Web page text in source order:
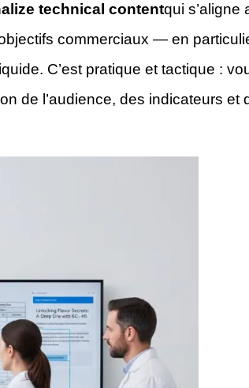
technical contentqui s’aligne
commerciaux — en
C’est pratique et tactique :
de l’audience, des indicateurs et